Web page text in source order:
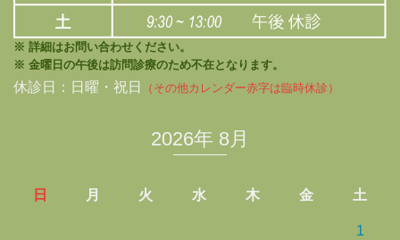
※ 詳細はお問い合わせください。
※ 金曜日の午後は訪問診療のため不在となります。
休診日：日曜・祝日 （その他カレンダー赤字は臨時休診）
2026年 8月
日 月 火 水 木 金 土
1